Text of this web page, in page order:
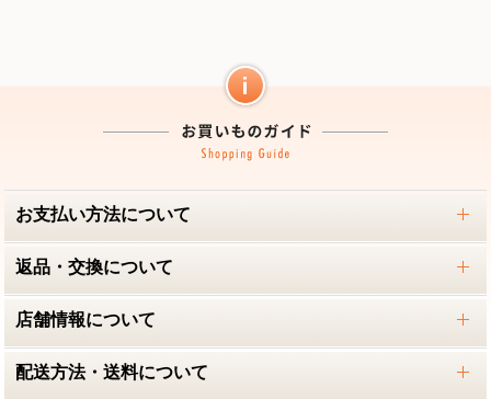
お支払い方法について
返品・交換について
店舗情報について
配送方法・送料について